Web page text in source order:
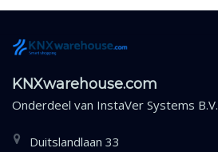
KNXwarehouse.com
Onderdeel van InstaVer Systems B.V.
Duitslandlaan 33